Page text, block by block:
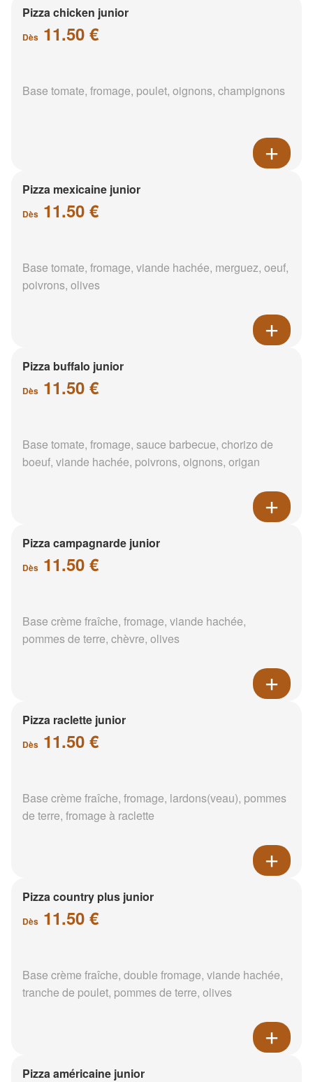
Pizza chicken junior
Dès 11.50 €
Base tomate, fromage, poulet, oignons, champignons
Pizza mexicaine junior
Dès 11.50 €
Base tomate, fromage, viande hachée, merguez, oeuf,
poivrons, olives
Pizza buffalo junior
Dès 11.50 €
Base tomate, fromage, sauce barbecue, chorizo de
boeuf, viande hachée, poivrons, oignons, origan
Pizza campagnarde junior
Dès 11.50 €
Base crème fraîche, fromage, viande hachée,
pommes de terre, chèvre, olives
Pizza raclette junior
Dès 11.50 €
Base crème fraîche, fromage, lardons(veau), pommes
de terre, fromage à raclette
Pizza country plus junior
Dès 11.50 €
Base crème fraîche, double fromage, viande hachée,
tranche de poulet, pommes de terre, olives
Pizza américaine junior